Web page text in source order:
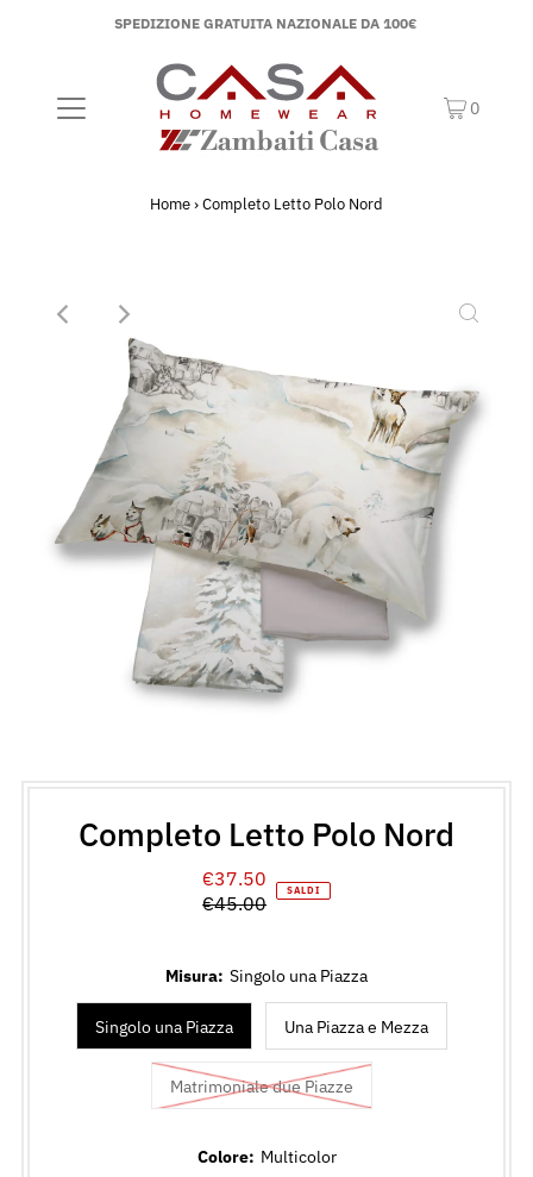
SPEDIZIONE GRATUITA NAZIONALE DA 100€
0
Home›Completo Letto Polo Nord
Completo Letto Polo Nord
Prezzo
di
€37.50
Prezzo
€45.00
SALDI
Misura: Singolo una Piazza
Singolo una Piazza Una Piazza e Mezza
Matrimoniale due Piazze
Colore: Multicolor